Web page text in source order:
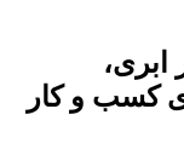
کسب و کار